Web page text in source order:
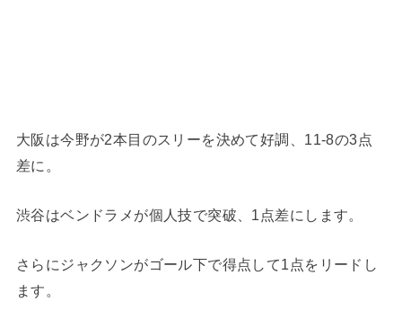
大阪は今野が2本目のスリーを決めて好調、11-8の3点
差に。
渋谷はベンドラメが個人技で突破、1点差にします。
さらにジャクソンがゴール下で得点して1点をリードし
ます。